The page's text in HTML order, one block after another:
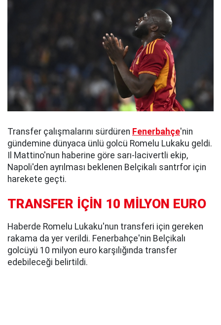
Transfer çalışmalarını sürdüren Fenerbahçe'nin
gündemine dünyaca ünlü golcü Romelu Lukaku geldi.
Il Mattino'nun haberine göre sarı-lacivertli ekip,
Napoli'den ayrılması beklenen Belçikalı santrfor için
harekete geçti.
TRANSFER İÇİN 10 MİLYON EURO
Haberde Romelu Lukaku'nun transferi için gereken
rakama da yer verildi. Fenerbahçe'nin Belçikalı
golcüyü 10 milyon euro karşılığında transfer
edebileceği belirtildi.